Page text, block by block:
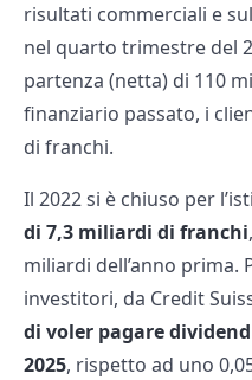
risultati commerciali e
nel quarto trimestre del
partenza (netta) di 110
finanziario passato, i
di franchi.
Il 2022 si è chiuso per
di 7,3 miliardi di franchi
miliardi dell’anno prima.
investitori, da Credit
di voler pagare
2025, rispetto ad uno